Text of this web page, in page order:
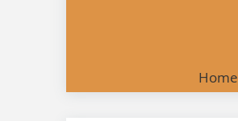
Home